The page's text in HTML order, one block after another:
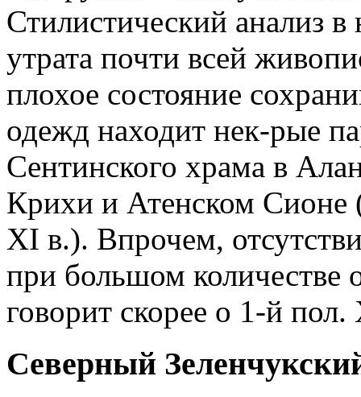
Стилистический анализ
утрата почти всей
плохое состояние
одежд находит нек-рые
Сентинского храма в
Крихи и Атенском Сионе
XI в.). Впрочем,
при большом количестве
говорит скорее о 1-й пол.
Северный